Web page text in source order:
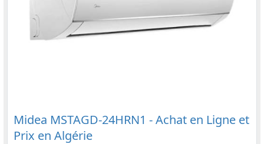
Midea MSTAGD-24HRN1 - Achat en Ligne et
Prix en Algérie